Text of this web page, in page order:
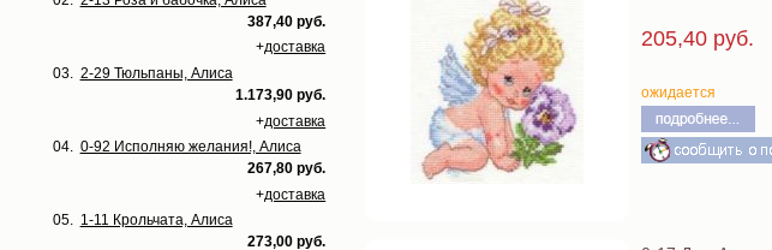
205,40 руб.
ожидается
387,40 руб.
+доставка
03. 2-29 Тюльпаны, Алиса
1.173,90 руб.
+доставка
04. 0-92 Исполняю желания!, Алиса
267,80 руб.
+доставка
05. 1-11 Крольчата, Алиса
273,00 руб.